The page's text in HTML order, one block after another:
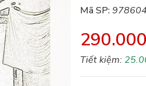
Mã SP:
Tiết kiệm: